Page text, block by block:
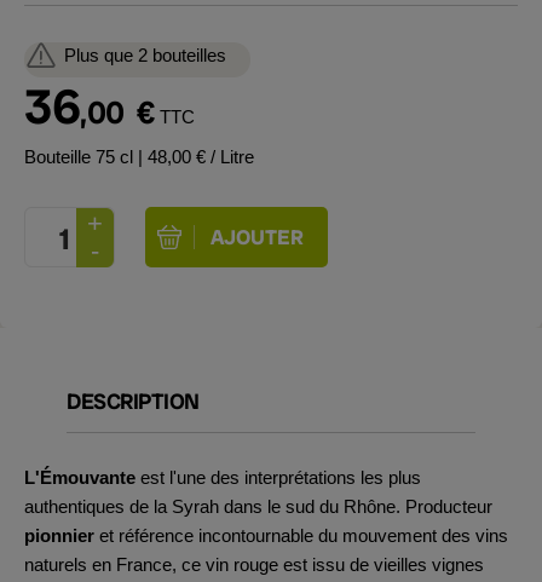
Plus que 2 bouteilles
36,00 € TTC
Bouteille 75 cl | 48,00 € / Litre
DESCRIPTION
L'Émouvante est l'une des interprétations les plus
authentiques de la Syrah dans le sud du Rhône. Producteur
pionnier et référence incontournable du mouvement des vins
naturels en France, ce vin rouge est issu de vieilles vignes